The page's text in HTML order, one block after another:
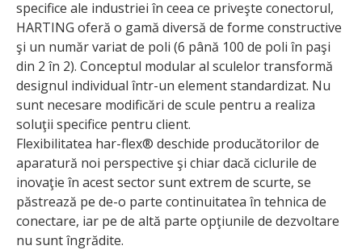
specifice ale industriei în ceea ce priveşte conectorul,
HARTING oferă o gamă diversă de forme constructive
şi un număr variat de poli (6 până 100 de poli în paşi
din 2 în 2). Conceptul modular al sculelor transformă
designul individual într-un element standardizat. Nu
sunt necesare modificări de scule pentru a realiza
soluţii specifice pentru client.
Flexibilitatea har-flex® deschide producătorilor de
aparatură noi perspective şi chiar dacă ciclurile de
inovaţie în acest sector sunt extrem de scurte, se
păstrează pe de-o parte continuitatea în tehnica de
conectare, iar pe de altă parte opţiunile de dezvoltare
nu sunt îngrădite.